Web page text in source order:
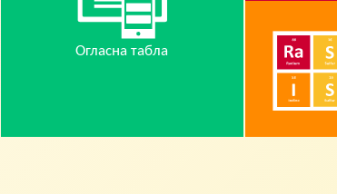
Огласна табла